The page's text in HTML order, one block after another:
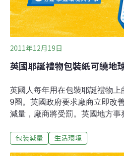
構思出以方便收納及環保的「再
2011年12月19日
英國耶誕禮物包裝紙可繞地
英國人每年用在包裝耶誕禮物
9圈。英國政府要求廠商立即改
減量，廠商將受罰。英國地方事
物、火雞、蛋糕外面都有層層的
包裝減量 生活環境